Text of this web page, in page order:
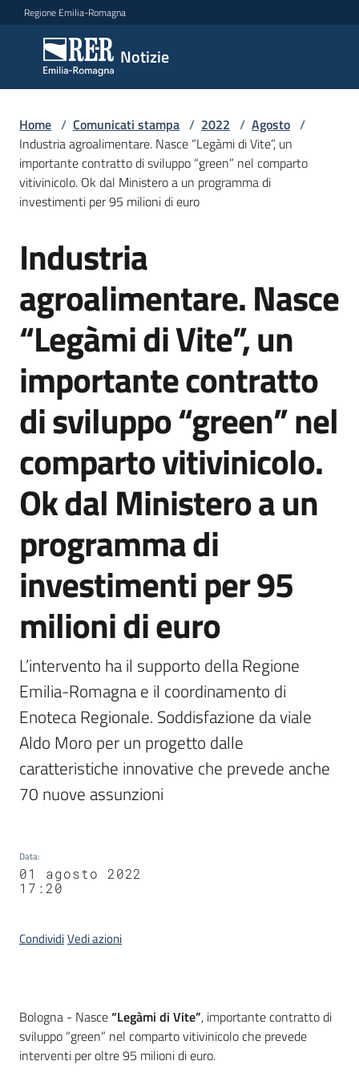
Vai al contenuto
Vai alla navigazione
Vai al footer
Regione Emilia-Romagna
Notizie
Notizie
Comunicati
stampa
Menu selezionato
Cerca
un
Risorse
Agenzia
di
informazione
e
Seguici
su
Home / Comunicati stampa / 2022 / Agosto /
Industria agroalimentare. Nasce “Legàmi di Vite”, un
importante contratto di sviluppo “green” nel comparto
vitivinicolo. Ok dal Ministero a un programma di
investimenti per 95 milioni di euro
Salta al contenuto
Industria
agroalimentare. Nasce
“Legàmi di Vite”, un
importante contratto
di sviluppo “green” nel
comparto vitivinicolo.
Ok dal Ministero a un
programma di
investimenti per 95
milioni di euro
L’intervento ha il supporto della Regione
Emilia-Romagna e il coordinamento di
Enoteca Regionale. Soddisfazione da viale
Aldo Moro per un progetto dalle
caratteristiche innovative che prevede anche
70 nuove assunzioni
Data:
01 agosto 2022
17:20
CondividiVedi azioni
Contenuto
Bologna - Nasce“Legàmi di Vite”, importante contratto di
sviluppo “green” nel comparto vitivinicolo che prevede
interventi per oltre 95 milioni di euro.